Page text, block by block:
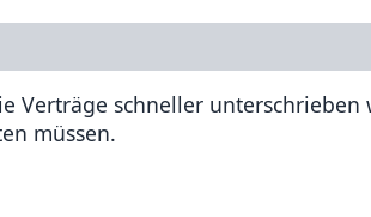
Verträge schneller unterschrieben
müssen.